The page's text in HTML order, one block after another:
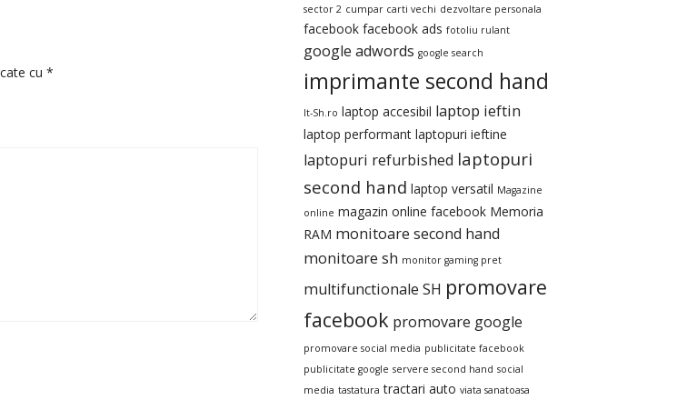
cu *
sector 2 cumpar carti vechi dezvoltare personala
facebook facebook ads fotoliu rulant
google adwords google search
imprimante second hand
It-Sh.ro laptop accesibil laptop ieftin
laptop performant laptopuri ieftine
laptopuri refurbished laptopuri
second hand laptop versatil Magazine
online magazin online facebook Memoria
RAM monitoare second hand
monitoare sh monitor gaming pret
multifunctionale SH promovare
facebook promovare google
promovare social media publicitate facebook
publicitate google servere second hand social
media tastatura tractari auto viata sanatoasa